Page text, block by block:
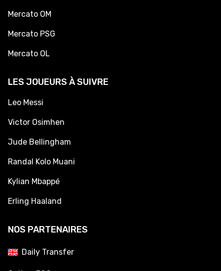
Mercato OM
Mercato PSG
Mercato OL
LES JOUEURS À SUIVRE
Leo Messi
Victor Osimhen
Jude Bellingham
Randal Kolo Muani
Kylian Mbappé
Erling Haaland
NOS PARTENAIRES
Daily Transfer